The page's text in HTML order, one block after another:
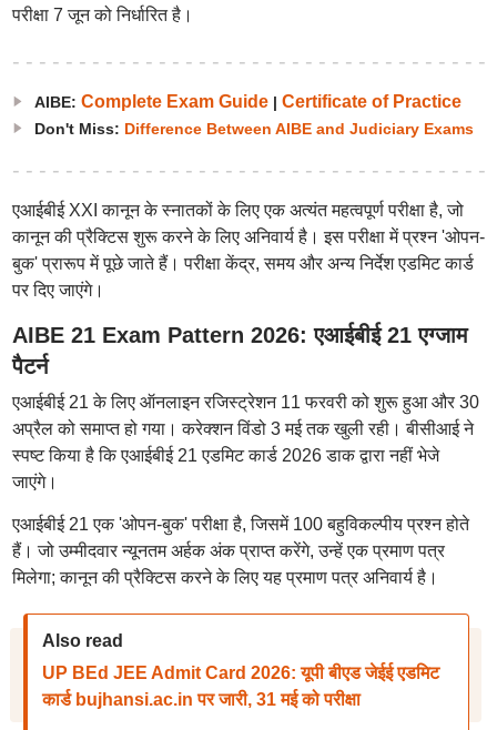
परीक्षा 7 जून को निर्धारित है।
AIBE: Complete Exam Guide| Certificate of Practice
Don't Miss: Difference Between AIBE and Judiciary Exams
एआईबीई XXI कानून के स्नातकों के लिए एक अत्यंत महत्वपूर्ण परीक्षा है, जो
कानून की प्रैक्टिस शुरू करने के लिए अनिवार्य है। इस परीक्षा में प्रश्न 'ओपन-
बुक' प्रारूप में पूछे जाते हैं। परीक्षा केंद्र, समय और अन्य निर्देश एडमिट कार्ड
पर दिए जाएंगे।
AIBE 21 Exam Pattern 2026: एआईबीई 21 एग्जाम
पैटर्न
एआईबीई 21 के लिए ऑनलाइन रजिस्ट्रेशन 11 फरवरी को शुरू हुआ और 30
अप्रैल को समाप्त हो गया। करेक्शन विंडो 3 मई तक खुली रही। बीसीआई ने
स्पष्ट किया है कि एआईबीई 21 एडमिट कार्ड 2026 डाक द्वारा नहीं भेजे
जाएंगे।
एआईबीई 21 एक 'ओपन-बुक' परीक्षा है, जिसमें 100 बहुविकल्पीय प्रश्न होते
हैं। जो उम्मीदवार न्यूनतम अर्हक अंक प्राप्त करेंगे, उन्हें एक प्रमाण पत्र
मिलेगा; कानून की प्रैक्टिस करने के लिए यह प्रमाण पत्र अनिवार्य है।
Also read
UP BEd JEE Admit Card 2026: यूपी बीएड जेईई एडमिट
कार्ड bujhansi.ac.in पर जारी, 31 मई को परीक्षा